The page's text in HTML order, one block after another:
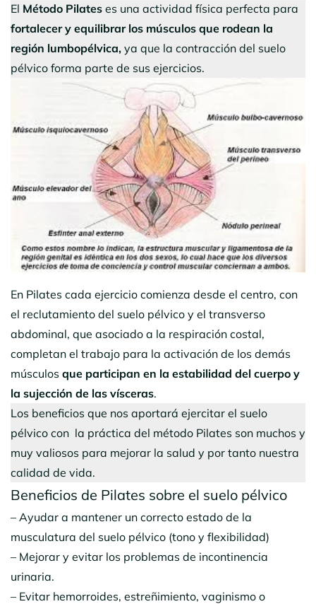
El Método Pilates es una actividad física perfecta para
fortalecer y equilibrar los músculos que rodean la
región lumbopélvica, ya que la contracción del suelo
pélvico forma parte de sus ejercicios.
En Pilates cada ejercicio comienza desde el centro, con
el reclutamiento del suelo pélvico y el transverso
abdominal, que asociado a la respiración costal,
completan el trabajo para la activación de los demás
músculos que participan en la estabilidad del cuerpo y
la sujección de las vísceras.
Los beneficios que nos aportará ejercitar el suelo
pélvico con la práctica del método Pilates son muchos y
muy valiosos para mejorar la salud y por tanto nuestra
calidad de vida.
Beneficios de Pilates sobre el suelo pélvico
– Ayudar a mantener un correcto estado de la
musculatura del suelo pélvico (tono y flexibilidad)
– Mejorar y evitar los problemas de incontinencia
urinaria.
– Evitar hemorroides, estreñimiento, vaginismo o